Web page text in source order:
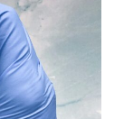
لماذا
يتفاعل